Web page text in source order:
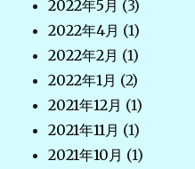
2022年5月 (3)
2022年4月 (1)
2022年2月 (1)
2022年1月 (2)
2021年12月 (1)
2021年11月 (1)
2021年10月 (1)